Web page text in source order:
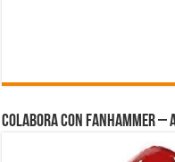
Colabora con FanHammer –